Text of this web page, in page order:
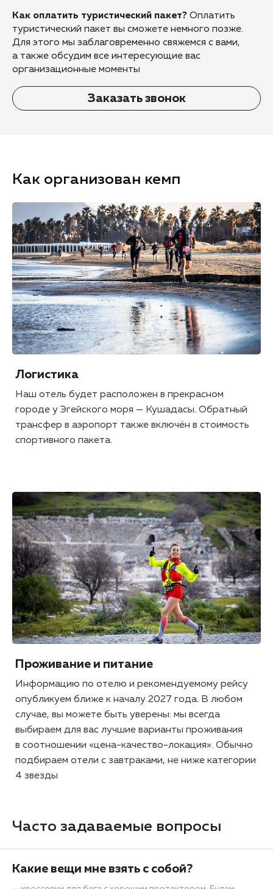
Как оплатить туристический пакет? Оплатить
туристический пакет вы сможете немного позже.
Для этого мы заблаговременно свяжемся с вами,
а также обсудим все интересующие вас
организационные моменты
Заказать звонок
Как организован кемп
Логистика
Наш отель будет расположен в прекрасном
городе у Эгейского моря — Кушадасы. Обратный
трансфер в аэропорт также включён в стоимость
спортивного пакета.
Проживание и питание
Информацию по отелю и рекомендуемому рейсу
опубликуем ближе к началу 2027 года. В любом
случае, вы можете быть уверены: мы всегда
выбираем для вас лучшие варианты проживания
в соотношении «цена-качество-локация». Обычно
подбираем отели с завтраками, не ниже категории
4 звезды
Часто задаваемые вопросы
Какие вещи мне взять с собой?